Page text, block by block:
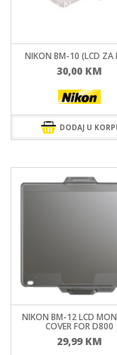
NIKON BM-10 (LCD ZA
30,00 KM
DODAJ U
NIKON BM-12 LCD
COVER FOR D800
29,99 KM